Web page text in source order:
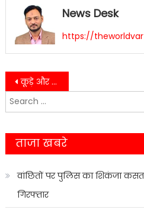
News Desk
https://
Post
navigation
कूड़े और सड़कों को लेकर नगर निगम का खस्ताहाल,आला अधिकारियों के कामकाज पर उठे रहे हैं सवाल….
Search
for:
ताजा खबरे
वांछितों पर पुलिस का शिकंजा
गिरफ्तार